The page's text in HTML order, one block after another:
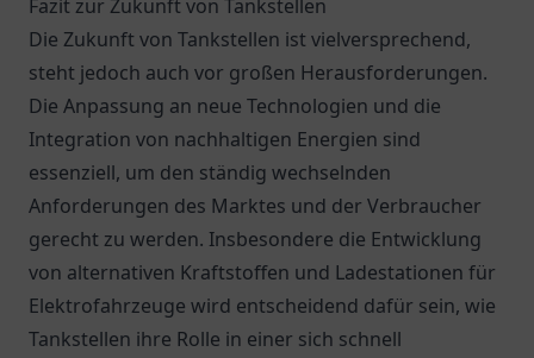
Fazit zur Zukunft von Tankstellen
Die Zukunft von Tankstellen ist vielversprechend,
steht jedoch auch vor großen Herausforderungen.
Die Anpassung an neue Technologien und die
Integration von nachhaltigen Energien sind
essenziell, um den ständig wechselnden
Anforderungen des Marktes und der Verbraucher
gerecht zu werden. Insbesondere die Entwicklung
von alternativen Kraftstoffen und Ladestationen für
Elektrofahrzeuge wird entscheidend dafür sein, wie
Tankstellen ihre Rolle in einer sich schnell